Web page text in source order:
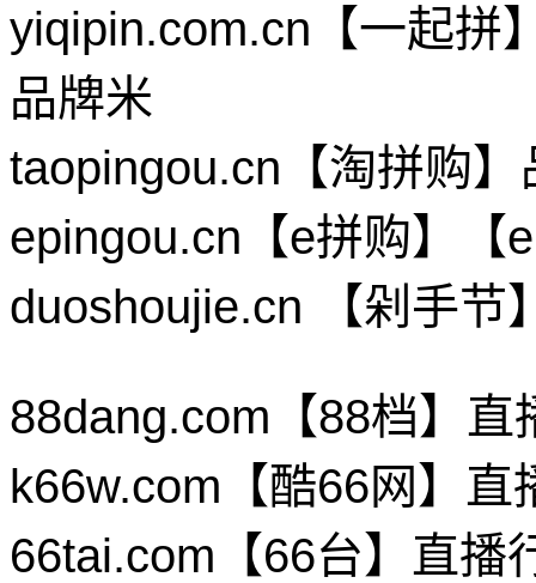
yiqipin.com.cn【一起拼
品牌米
taopingou.cn【淘拼购
epingou.cn【e拼购】【
duoshoujie.cn 【剁手节
88dang.com【88档】
k66w.com【酷66网】
66tai.com【66台】直播